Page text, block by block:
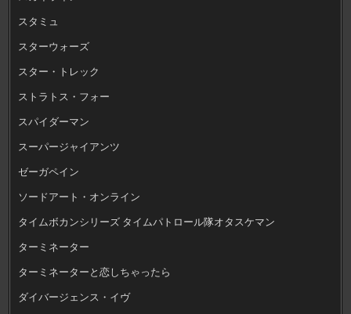
スタミュ
スターウォーズ
スター・トレック
ストラトス・フォー
スパイダーマン
スーパージャイアンツ
ゼーガペイン
ソードアート・オンライン
タイムボカンシリーズ タイムパトロール隊オタスケマン
ターミネーター
ターミネーターと恋しちゃったら
ダイバージェンス・イヴ